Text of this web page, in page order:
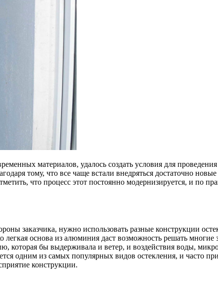
материалов, удалось создать условия для
тому, что все чаще встали внедряться достаточно
что процесс этот постоянно модернизируется, и по
заказчика, нужно использовать разные конструкции
основа из алюминия даст возможность решать многие
которая бы выдерживала и ветер, и воздействия воды,
одним из самых популярных видов остекления, и часто
конструкции.